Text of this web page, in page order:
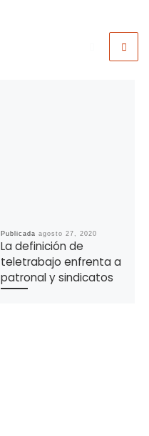
Publicada agosto 27, 2020
La definición de
teletrabajo enfrenta a
patronal y sindicatos